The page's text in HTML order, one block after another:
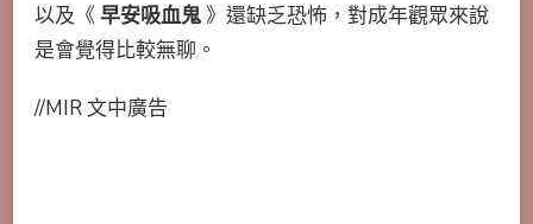
以及《 早安吸血鬼》還缺乏恐怖，對成年觀眾來說
是會覺得比較無聊。
//MIR 文中廣告